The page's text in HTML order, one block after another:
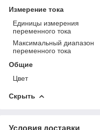
Измерение тока
Единицы измерения
переменного тока
Максимальный диапазон
переменного тока
Общие
Цвет
Скрыть
Условия доставки